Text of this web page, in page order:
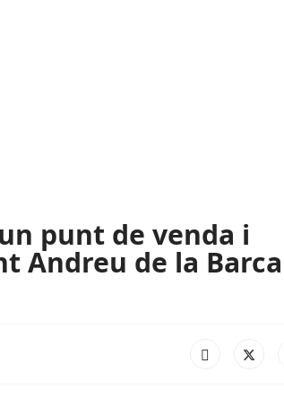
punt de venda i
Andreu de la Barca